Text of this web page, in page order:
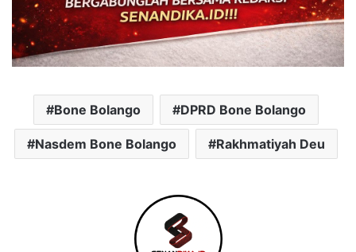
Bone Bolango DPRD Bone Bolango
Nasdem Bone Bolango Rakhmatiyah Deu